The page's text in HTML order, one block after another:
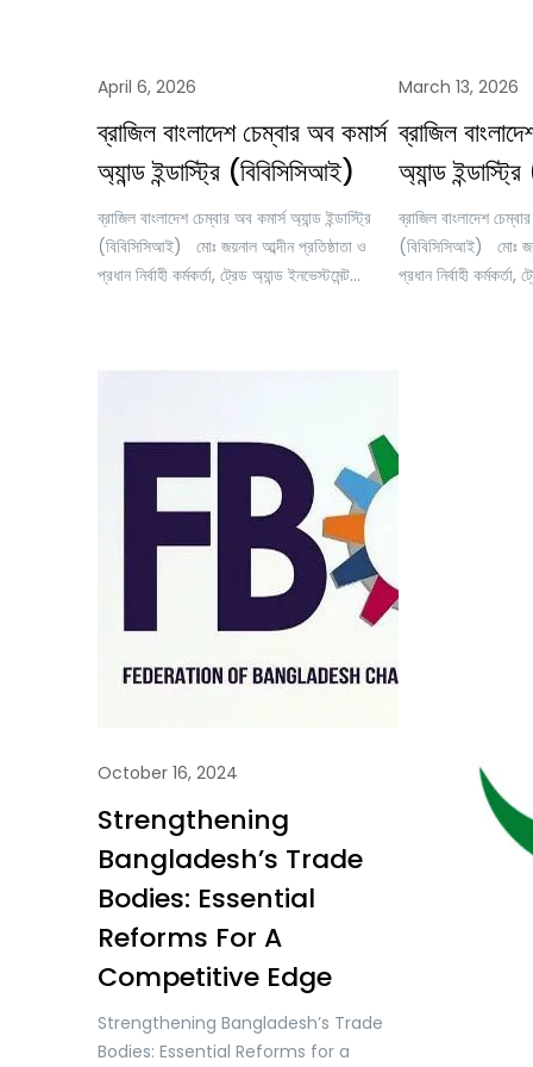
April 6, 2026
ব্রাজিল বাংলাদেশ চেম্বার অব কমার্স
অ্যান্ড ইন্ডাস্ট্রি (বিবিসিসিআই)
ব্রাজিল বাংলাদেশ চেম্বার অব কমার্স অ্যান্ড ইন্ডাস্ট্রি
(বিবিসিসিআই) মোঃ জয়নাল আব্দীন প্রতিষ্ঠাতা ও
প্রধান নির্বাহী কর্মকর্তা, ট্রেড অ্যান্ড ইনভেস্টমেন্ট
বাজারসমূহ নতুন করে গুরুত্ব পাচ্ছে,…
March 13, 2026
ব্রাজিল
অ্যান্ড
ব্রাজিল বাংলাদেশ
(বিবিসিসিআই) মোঃ
প্রধান নির্বাহী কর্মকর্তা,
ব্রাজিল ও বাংলাদেশের
October 16, 2024
Strengthening
Bangladesh’s Trade
Bodies: Essential
Reforms For A
Competitive Edge
Strengthening Bangladesh’s Trade
Bodies: Essential Reforms for a